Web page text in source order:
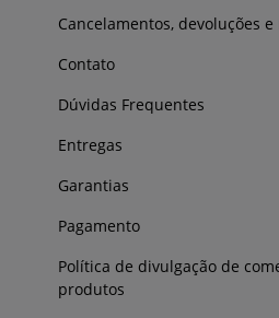
Cancelamentos, devoluções
Contato
Dúvidas Frequentes
Entregas
Garantias
Pagamento
Política de divulgação de
produtos